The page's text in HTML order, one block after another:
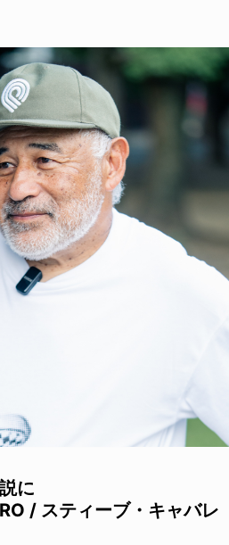
に
/ スティーブ・キャバレ